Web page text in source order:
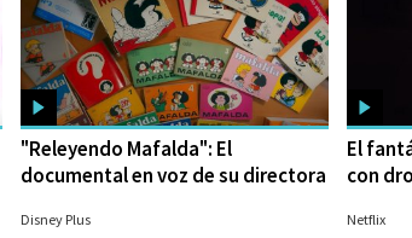
"Releyendo Mafalda": El
documental en voz de su directora
Disney Plus
El
con
Netflix